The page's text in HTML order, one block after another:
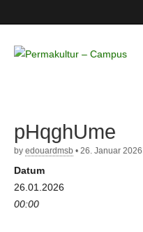
– Campus
pHqghUme
by edouardmsb • 26. Januar 2026
Datum
26.01.2026
00:00